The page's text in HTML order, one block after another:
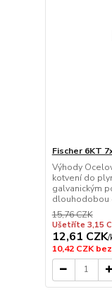
Fischer 6KT
Výhody
kotvení do
galvanickým
dlouhodobou
15,76 CZK
Ušetříte 3,15
12,61 CZK/
10,42 CZK